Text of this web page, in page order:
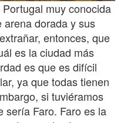
muy conocida
arena dorada y sus
entonces, que
es la ciudad más
es que es difícil
ya que todas tienen
si tuviéramos
sería Faro. Faro es la